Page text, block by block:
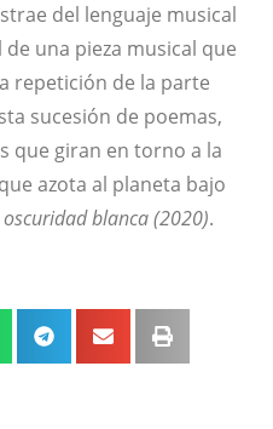
del lenguaje musical
una pieza musical que
repetición de la parte
sucesión de poemas,
que giran en torno a la
azota al planeta bajo
blanca (2020).